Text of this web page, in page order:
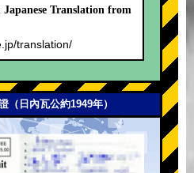
Translation from
translation/
（日內瓦公約1949年）